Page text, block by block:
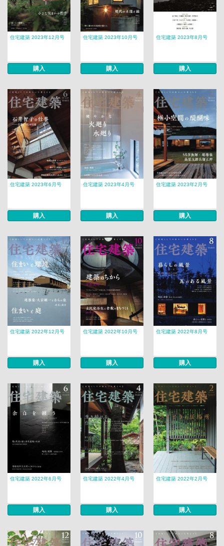
住宅建築 2023年12月号
購入
住宅建築 2023年10月号
購入
住宅建築 2023年8月号
購入
住宅建築 2023年6月号
購入
住宅建築 2023年4月号
購入
住宅建築 2023年2月号
購入
住宅建築 2022年12月号
購入
住宅建築 2022年10月号
購入
住宅建築 2022年8月号
購入
住宅建築 2022年6月号
購入
住宅建築 2022年4月号
購入
住宅建築 2022年2月号
購入